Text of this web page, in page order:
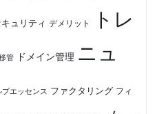
ュリティ デメリット
トレ
管 ドメイン管理 ニュ
エッセンス ファクタリング フィ